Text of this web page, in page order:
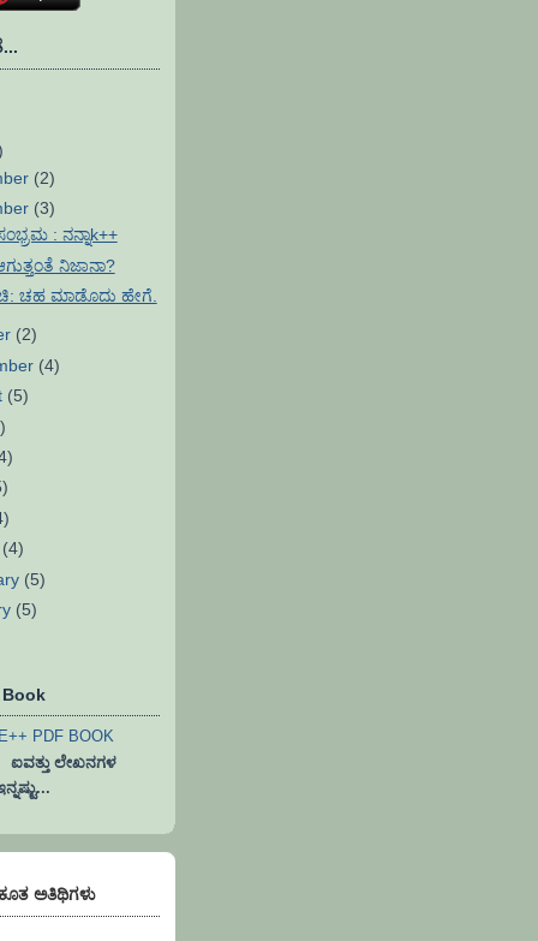
(2)
(3)
: ನನ್ನಾk++
ನಿಜಾನಾ?
ಚಹ ಮಾಡೊದು ಹೇಗೆ.
(2)
(4)
(5)
(4)
(5)
(5)
Book
ಲೇಖನಗಳ
ಅತಿಥಿಗಳು